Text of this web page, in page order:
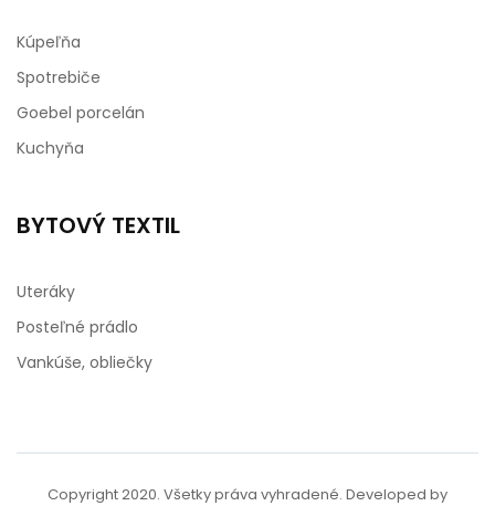
Kúpeľňa
Spotrebiče
Goebel porcelán
Kuchyňa
BYTOVÝ TEXTIL
Uteráky
Posteľné prádlo
Vankúše, obliečky
Copyright 2020. Všetky práva vyhradené. Developed by